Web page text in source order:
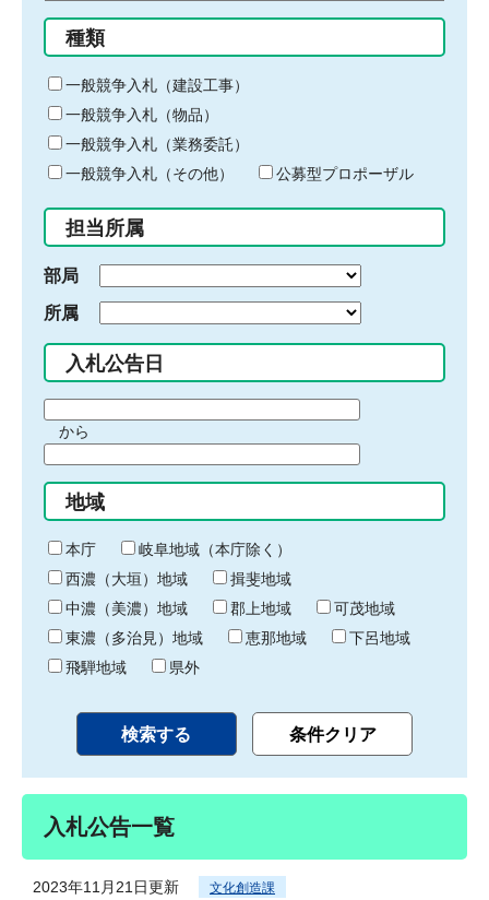
る
キ
ー
ワ
ー
ド
入
力
種類
一般競争入札（建設工事）
一般競争入札（物品）
一般競争入札（業務委託）
一般競争入札（その他）
公募型プロポーザル
担当所属
部局
所属
入札公告日
間
始
り
から
間
終
わ
り
地域
本庁
岐阜地域（本庁除く）
西濃（大垣）地域
揖斐地域
中濃（美濃）地域
郡上地域
可茂地域
東濃（多治見）地域
恵那地域
下呂地域
飛騨地域
県外
入札公告一覧
2023年11月21日更新 文化創造課